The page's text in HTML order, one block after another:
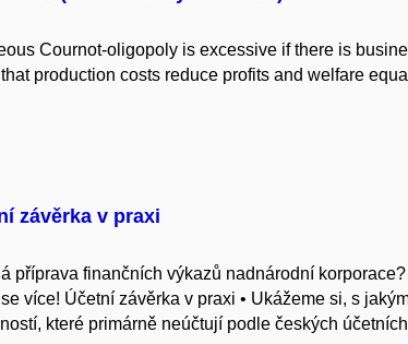
Cournot-oligopoly is excessive if there is
production costs reduce profits and welfare
závěrka v praxi
příprava finančních výkazů nadnárodní
více! Účetní závěrka v praxi • Ukážeme si, s
které primárně neúčtují podle českých účetních